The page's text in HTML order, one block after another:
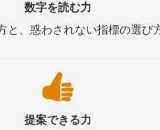
数字を読む力
と、惑わされない指標の選び
提案できる力